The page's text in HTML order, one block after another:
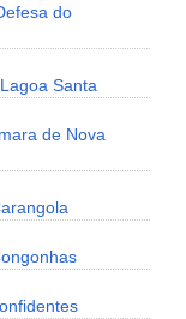
do
Santa
de Nova